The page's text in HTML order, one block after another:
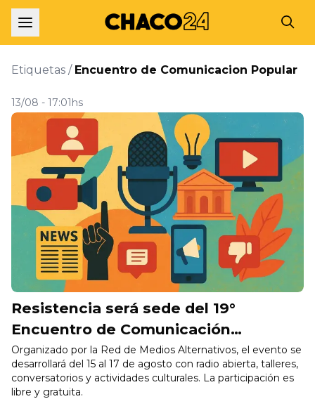
Etiquetas / Encuentro de Comunicacion Popular
13/08 - 17:01hs
Resistencia será sede del 19°
Encuentro de Comunicación
Comunitaria, Alternativa y Popular
Organizado por la Red de Medios Alternativos, el evento se
desarrollará del 15 al 17 de agosto con radio abierta, talleres,
conversatorios y actividades culturales. La participación es
libre y gratuita.
19/05 - 9:37hs